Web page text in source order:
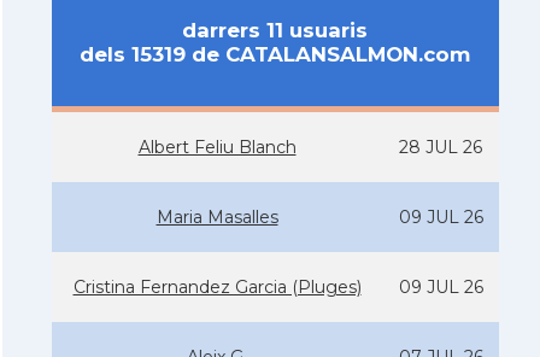
darrers 11 usuaris
dels 15319 de CATALANSALMON.com
Albert Feliu Blanch 28 JUL 26
Maria Masalles 09 JUL 26
Cristina Fernandez Garcia (Pluges) 09 JUL 26